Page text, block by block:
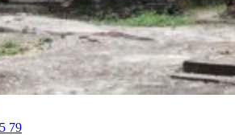
du Cambodge
agence au Cambodge
Asian Roads
et engagements Asian Roads
nos voyageurs
79